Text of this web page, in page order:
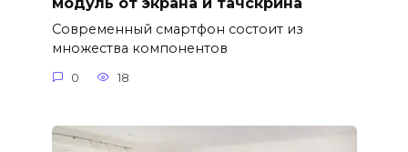
Современный смартфон состоит из
множества компонентов
0 18